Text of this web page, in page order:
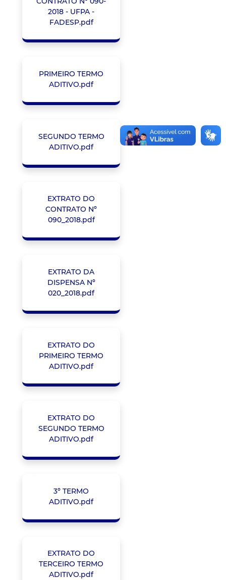
2018 - UFPA -
FADESP.pdf
PRIMEIRO TERMO
ADITIVO.pdf
SEGUNDO TERMO
ADITIVO.pdf
EXTRATO DO
CONTRATO Nº
090_2018.pdf
EXTRATO DA
DISPENSA Nº
020_2018.pdf
EXTRATO DO
PRIMEIRO TERMO
ADITIVO.pdf
EXTRATO DO
SEGUNDO TERMO
ADITIVO.pdf
3º TERMO
ADITIVO.pdf
EXTRATO DO
TERCEIRO TERMO
ADITIVO.pdf